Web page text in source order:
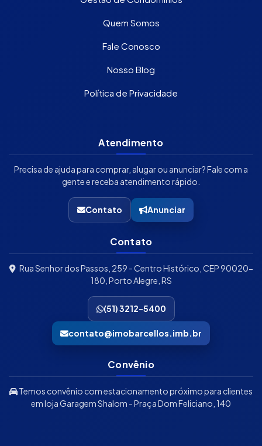
Quem Somos
Fale Conosco
Nosso Blog
Política de Privacidade
Atendimento
Precisa de ajuda para comprar, alugar ou anunciar? Fale com a
gente e receba atendimento rápido.
Contato Anunciar
Contato
Rua Senhor dos Passos, 259 - Centro Histórico, CEP 90020-
180, Porto Alegre, RS
(51) 3212-5400
contato@imobarcellos.imb.br
Convênio
Temos convênio com estacionamento próximo para clientes
em loja Garagem Shalom - Praça Dom Feliciano, 140